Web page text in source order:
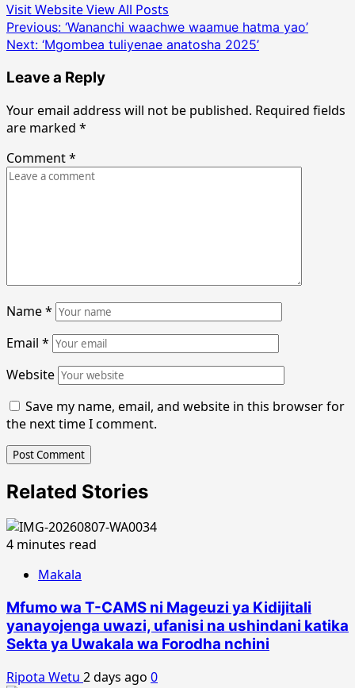
Visit WebsiteView All Posts
Post
navigation
Previous: ‘Wananchi waachwe waamue hatma yao’
Next: ‘Mgombea tuliyenae anatosha 2025’
Leave a Reply
Your email address will not be published. Required fields
are marked *
Comment*
Name*
Email *
Website
Save my name, email, and website in this browser for
the next time I comment.
Related Stories
4 minutes read
Makala
Mfumo wa T-CAMS ni Mageuzi ya Kidijitali
yanayojenga uwazi, ufanisi na ushindani katika
Sekta ya Uwakala wa Forodha nchini
Ripota Wetu 2 days ago 0